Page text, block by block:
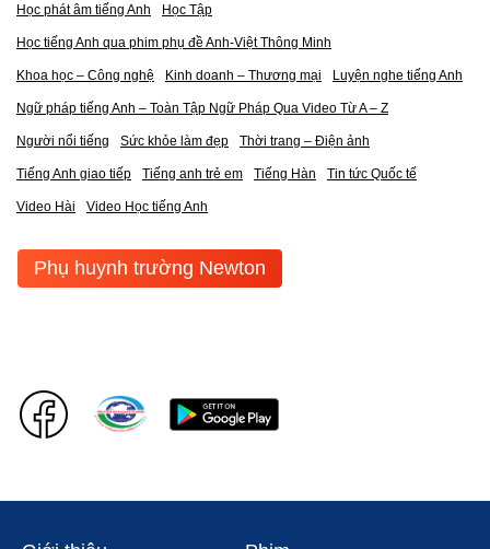
Học phát âm tiếng Anh Học Tập
Học tiếng Anh qua phim phụ đề Anh-Việt Thông Minh
Khoa học – Công nghệ Kinh doanh – Thương mại Luyện nghe tiếng Anh
Ngữ pháp tiếng Anh – Toàn Tập Ngữ Pháp Qua Video Từ A – Z
Người nổi tiếng Sức khỏe làm đẹp Thời trang – Điện ảnh
Tiếng Anh giao tiếp Tiếng anh trẻ em Tiếng Hàn Tin tức Quốc tế
Video Hài Video Học tiếng Anh
Phụ huynh trường Newton